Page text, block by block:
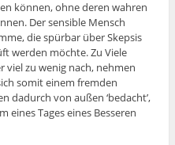
können, ohne deren wahren
Der sensible Mensch
die spürbar über Skepsis
werden möchte. Zu Viele
zu wenig nach, nehmen
somit einem fremden
dadurch von außen ‘bedacht’,
eines Tages eines Besseren